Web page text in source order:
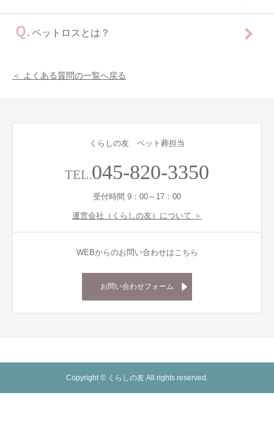
ペットロスとは？
＜ よくある質問の一覧へ戻る
くらしの友 ペット葬担当
TEL.045-820-3350
受付時間 9：00～17：00
運営会社（くらしの友）について ＞
WEBからのお問い合わせはこちら
お問い合わせフォーム
Copyright © くらしの友 All rights reserved.